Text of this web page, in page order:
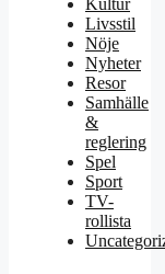
Kultur
Livsstil
Nöje
Nyheter
Resor
Samhälle
&
reglering
Spel
Sport
TV-
rollista